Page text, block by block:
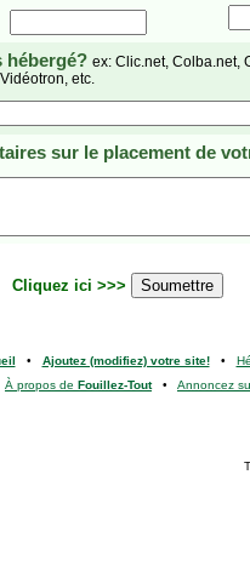
hébergé? ex: Clic.net, Colba.net,
etc.
sur le placement de
Cliquez ici >>>
• Ajoutez (modifiez) votre site!•
À propos de Fouillez-Tout• Annoncez